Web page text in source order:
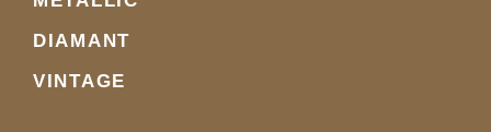
DIAMANT
VINTAGE